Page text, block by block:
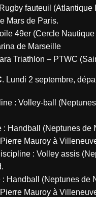
fauteuil
Mars de Paris.
49er (Cercle
de Marseille
Triathlon – PTWC
. Lundi 2 septembre,
: Volley-ball
Handball (Neptunes de
Mauroy à
: Volley assis
Handball (Neptunes de
Mauroy à